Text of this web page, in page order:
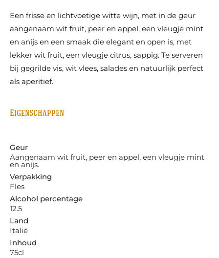
Een frisse en lichtvoetige witte wijn, met in de geur
aangenaam wit fruit, peer en appel, een vleugje mint
en anijs en een smaak die elegant en open is, met
lekker wit fruit, een vleugje citrus, sappig. Te serveren
bij gegrilde vis, wit vlees, salades en natuurlijk perfect
als aperitief.
Eigenschappen
Geur
Aangenaam wit fruit, peer en appel, een vleugje mint
en anijs.
Verpakking
Fles
Alcohol percentage
12.5
Land
Italië
Inhoud
75cl